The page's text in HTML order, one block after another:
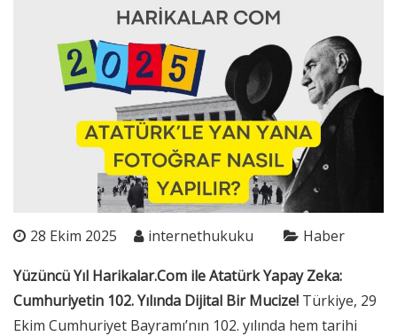
28 Ekim 2025 internethukuku Haber
Yüzüncü Yıl Harikalar.Com ile Atatürk Yapay Zeka:
Cumhuriyetin 102. Yılında Dijital Bir Mucize! Türkiye, 29
Ekim Cumhuriyet Bayramı’nın 102. yılında hem tarihi